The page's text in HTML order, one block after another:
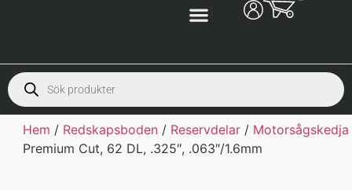
Hem / Redskapsboden / Reservdelar / Motorsågskedja
Premium Cut, 62 DL, .325″, .063″/1.6mm